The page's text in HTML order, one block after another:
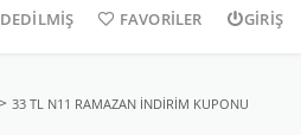
FAVORILER GIRIŞ
33 TL N11 RAMAZAN İNDIRIM KUPONU